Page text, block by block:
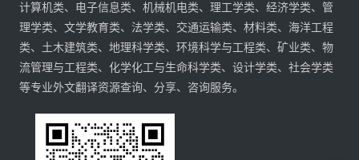
计算机类、电子信息类、机械机电类、理工学类、经济学类、管
理学类、文学教育类、法学类、交通运输类、材料类、海洋工程
类、土木建筑类、地理科学类、环境科学与工程类、矿业类、物
流管理与工程类、化学化工与生命科学类、设计学类、社会学类
等专业外文翻译资源查询、分享、咨询服务。